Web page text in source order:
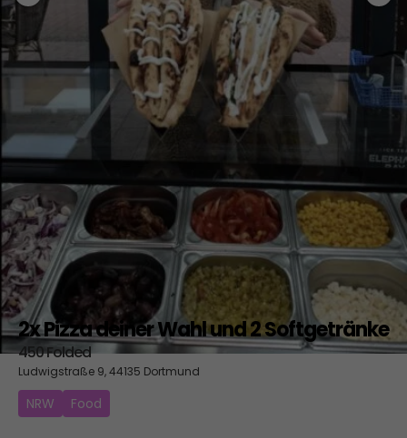
2x Pizza deiner Wahl und 2 Softgetränke
450 Folded
Ludwigstraße 9, 44135 Dortmund
NRW Food